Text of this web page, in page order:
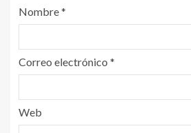
Nombre*
Correo electrónico *
Web